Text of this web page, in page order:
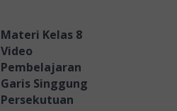
Materi Kelas 8
Video
Pembelajaran
Garis Singgung
Persekutuan